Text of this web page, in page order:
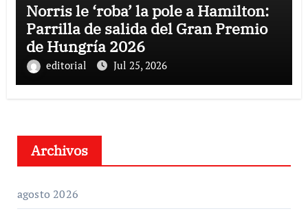
Norris le ‘roba’ la pole a Hamilton:
Parrilla de salida del Gran Premio
de Hungría 2026
editorial Jul 25, 2026
Archivos
agosto 2026